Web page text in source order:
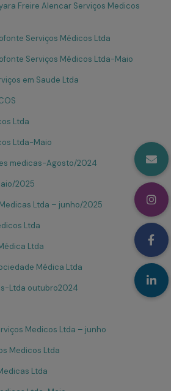
Freire Alencar Serviços Medicos
Serviços Médicos Ltda
Serviços Médicos Ltda-Maio
em Saude Ltda
Ltda
Ltda-Maio
medicas-Agosto/2024
2025
Ltda – junho/2025
Ltda
Ltda
Médica Ltda
Ltda outubro2024
Medicos Ltda – junho
Medicos Ltda
Ltda